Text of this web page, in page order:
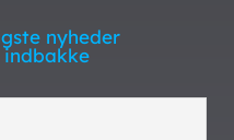
nyheder